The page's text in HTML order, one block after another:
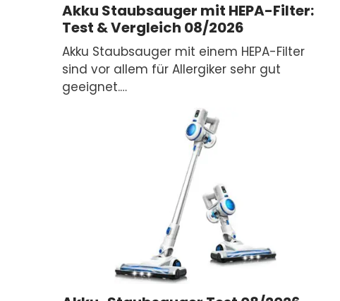
Akku Staubsauger mit HEPA-Filter:
Test & Vergleich 08/2026
Akku Staubsauger mit einem HEPA-Filter
sind vor allem für Allergiker sehr gut
geeignet.…